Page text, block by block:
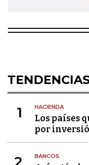
1 HACIENDA
Los países
por
2 BANCOS